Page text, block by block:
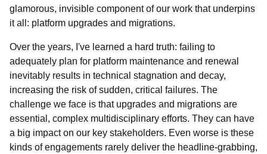
glamorous, invisible component of our work that underpins
it all: platform upgrades and migrations.
Over the years, I've learned a hard truth: failing to
adequately plan for platform maintenance and renewal
inevitably results in technical stagnation and decay,
increasing the risk of sudden, critical failures. The
challenge we face is that upgrades and migrations are
essential, complex multidisciplinary efforts. They can have
a big impact on our key stakeholders. Even worse is these
kinds of engagements rarely deliver the headline-grabbing,